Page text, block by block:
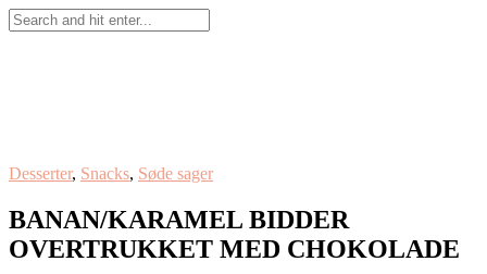
Desserter, Snacks, Søde sager
BANAN/KARAMEL BIDDER
OVERTRUKKET MED CHOKOLADE